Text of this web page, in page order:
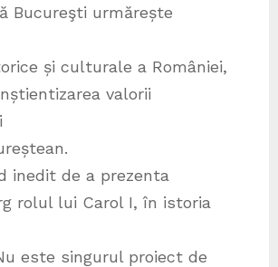
Bucureşti urmărește
și culturale a României,
valorii
inedit de a prezenta
rolul lui Carol I, în istoria
este singurul proiect de